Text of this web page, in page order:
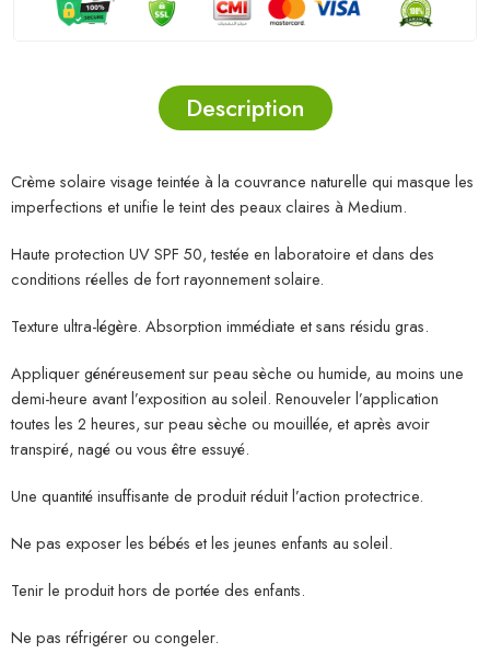
Description
Crème solaire visage teintée à la couvrance naturelle qui masque les
imperfections et unifie le teint des peaux claires à Medium.
Haute protection UV SPF 50, testée en laboratoire et dans des
conditions réelles de fort rayonnement solaire.
Texture ultra-légère. Absorption immédiate et sans résidu gras.
Appliquer généreusement sur peau sèche ou humide, au moins une
demi-heure avant l’exposition au soleil. Renouveler l’application
toutes les 2 heures, sur peau sèche ou mouillée, et après avoir
transpiré, nagé ou vous être essuyé.
Une quantité insuffisante de produit réduit l’action protectrice.
Ne pas exposer les bébés et les jeunes enfants au soleil.
Tenir le produit hors de portée des enfants.
Ne pas réfrigérer ou congeler.